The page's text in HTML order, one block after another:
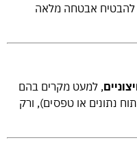
להבטיח אבטחה מלאה
, למעט מקרים בהם
נתונים או טפסים), ורק